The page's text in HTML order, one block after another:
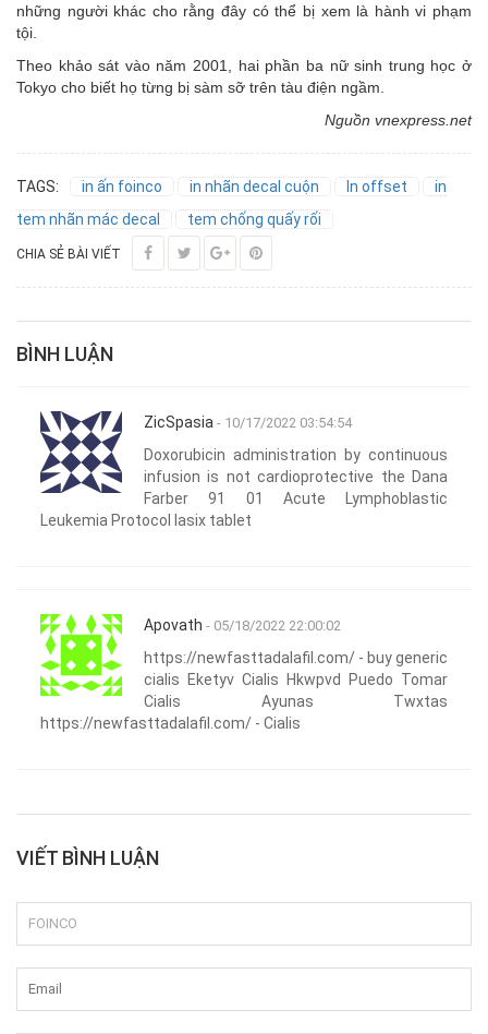
những người khác cho rằng đây có thể bị xem là hành vi phạm
tội.
Theo khảo sát vào năm 2001, hai phần ba nữ sinh trung học ở
Tokyo cho biết họ từng bị sàm sỡ trên tàu điện ngầm.
Nguồn vnexpress.net
TAGS: in ấn foinco in nhãn decal cuộn In offset
in
tem nhãn mác decal
tem chống quấy rối
CHIA SẺ BÀI VIẾT
BÌNH LUẬN
ZicSpasia - 10/17/2022 03:54:54
Doxorubicin administration by continuous
infusion is not cardioprotective the Dana
Farber 91 01 Acute Lymphoblastic
Leukemia Protocol lasix tablet
Apovath - 05/18/2022 22:00:02
https://newfasttadalafil.com/ - buy generic
cialis Eketyv Cialis Hkwpvd Puedo Tomar
Cialis Ayunas Twxtas
https://newfasttadalafil.com/ - Cialis
VIẾT BÌNH LUẬN